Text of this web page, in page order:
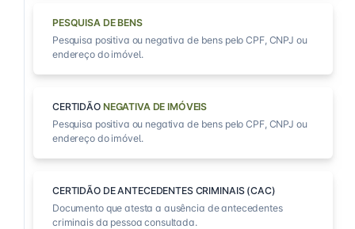
PESQUISA DE BENS
Pesquisa positiva ou negativa de bens pelo CPF, CNPJ ou
endereço do imóvel.
CERTIDÃO NEGATIVA DE IMÓVEIS
Pesquisa positiva ou negativa de bens pelo CPF, CNPJ ou
endereço do imóvel.
CERTIDÃO DE ANTECEDENTES CRIMINAIS (CAC)
Documento que atesta a ausência de antecedentes
criminais da pessoa consultada.